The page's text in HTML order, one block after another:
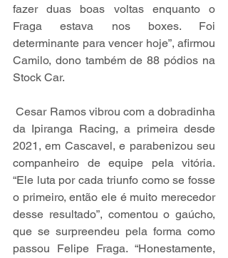
fazer duas boas voltas enquanto o
Fraga estava nos boxes. Foi
determinante para vencer hoje”, afirmou
Camilo, dono também de 88 pódios na
Stock Car.
Cesar Ramos vibrou com a dobradinha
da Ipiranga Racing, a primeira desde
2021, em Cascavel, e parabenizou seu
companheiro de equipe pela vitória.
“Ele luta por cada triunfo como se fosse
o primeiro, então ele é muito merecedor
desse resultado”, comentou o gaúcho,
que se surpreendeu pela forma como
passou Felipe Fraga. “Honestamente,